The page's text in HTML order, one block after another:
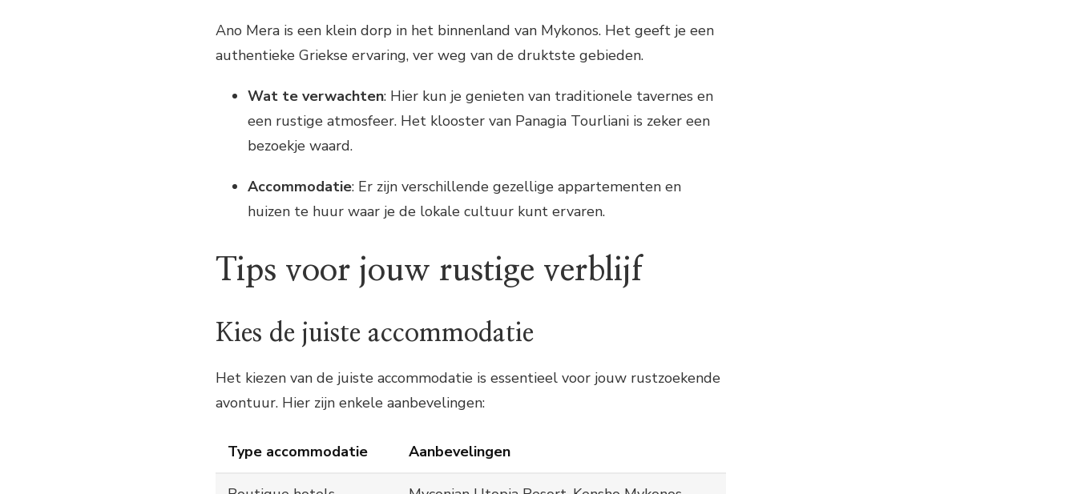
Ano Mera is een klein dorp in het binnenland van Mykonos. Het geeft je een
authentieke Griekse ervaring, ver weg van de druktste gebieden.
Wat te verwachten: Hier kun je genieten van traditionele tavernes en
een rustige atmosfeer. Het klooster van Panagia Tourliani is zeker een
bezoekje waard.
Accommodatie: Er zijn verschillende gezellige appartementen en
huizen te huur waar je de lokale cultuur kunt ervaren.
Tips voor jouw rustige verblijf
Kies de juiste accommodatie
Het kiezen van de juiste accommodatie is essentieel voor jouw rustzoekende
avontuur. Hier zijn enkele aanbevelingen:
Type accommodatie Aanbevelingen